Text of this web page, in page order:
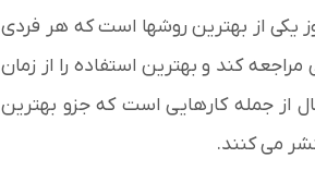
یکی از بهترین روشها است که هر فردی
کند و بهترین استفاده را از زمان
از جمله کارهایی است که جزو بهترین
می کنند.